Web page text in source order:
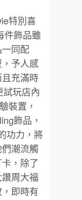
特別喜
件飾品雖
同配
予人感
充滿時
試玩店內
裝置，
飾品，
功力，將
潮流觸
，除了
周大福
即時有